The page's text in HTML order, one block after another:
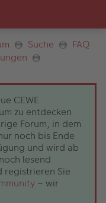
Suche
FAQ
CEWE
zu entdecken
Forum, in dem
noch bis Ende
und wird ab
lesend
registrieren Sie
– wir